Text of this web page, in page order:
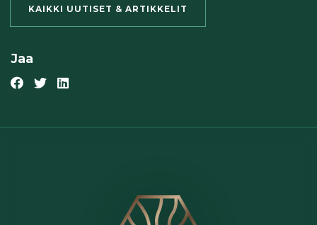
KAIKKI UUTISET & ARTIKKELIT
Jaa